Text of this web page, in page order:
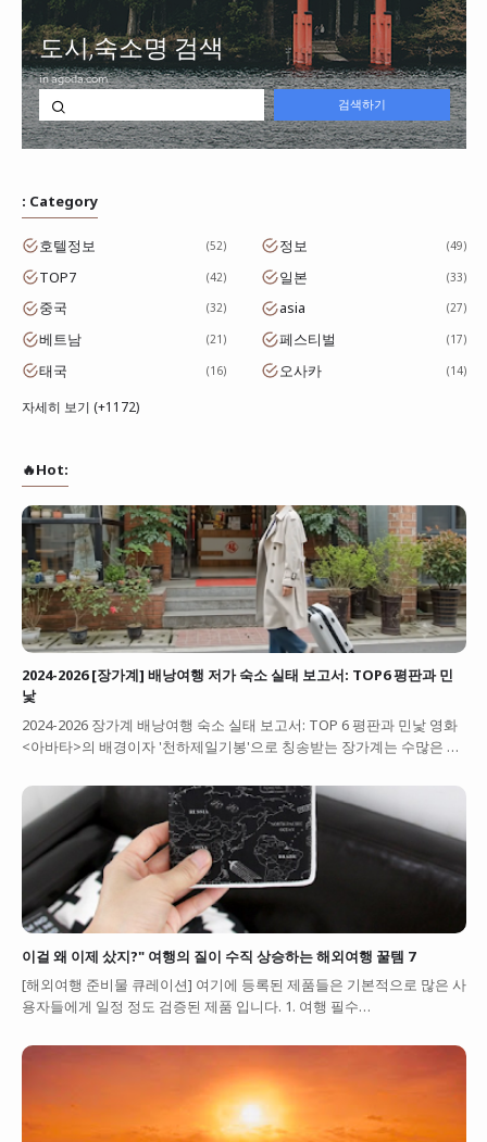
: Category
호텔정보 52 정보 49
TOP7 42 일본 33
중국 32 asia 27
베트남 21 페스티벌 17
태국 16 오사카 14
자세히 보기 (+1172)
🔥Hot:
2024-2026 [장가계] 배낭여행 저가 숙소 실태 보고서: TOP6 평판과 민
낯
2024-2026 장가계 배낭여행 숙소 실태 보고서: TOP 6 평판과 민낯 영화
<아바타>의 배경이자 '천하제일기봉'으로 칭송받는 장가계는 수많은 …
이걸 왜 이제 샀지?" 여행의 질이 수직 상승하는 해외여행 꿀템 7
[해외여행 준비물 큐레이션] 여기에 등록된 제품들은 기본적으로 많은 사
용자들에게 일정 정도 검증된 제품 입니다. 1. 여행 필수…